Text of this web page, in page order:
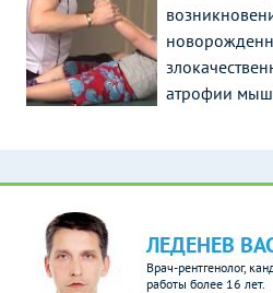
атрофии
ЛЕДЕНЕВ
Врач-рентгенолог,
работы более 16 лет.